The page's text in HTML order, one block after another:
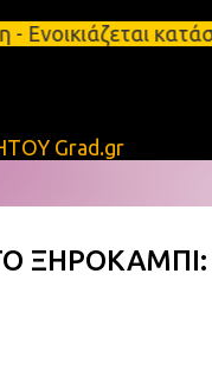
Grad.gr
ΞΗΡΟΚΑΜΠΙ: